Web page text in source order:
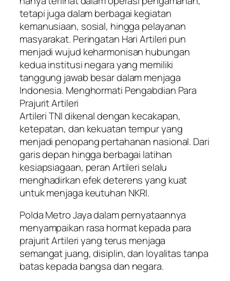
tetapi juga dalam berbagai kegiatan
kemanusiaan, sosial, hingga pelayanan
masyarakat. Peringatan Hari Artileri pun
menjadi wujud keharmonisan hubungan
kedua institusi negara yang memiliki
tanggung jawab besar dalam menjaga
Indonesia. Menghormati Pengabdian Para
Prajurit Artileri
Artileri TNI dikenal dengan kecakapan,
ketepatan, dan kekuatan tempur yang
menjadi penopang pertahanan nasional. Dari
garis depan hingga berbagai latihan
kesiapsiagaan, peran Artileri selalu
menghadirkan efek deterens yang kuat
untuk menjaga keutuhan NKRI.
Polda Metro Jaya dalam pernyataannya
menyampaikan rasa hormat kepada para
prajurit Artileri yang terus menjaga
semangat juang, disiplin, dan loyalitas tanpa
batas kepada bangsa dan negara.